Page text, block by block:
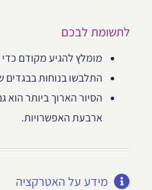
לתשומת לבכם
מומלץ להגיע מקודם
התלבשו בנוחות בבגדים
הסיור הארוך ביותר הוא
ארבעת האפשרויות.
מידע על האטרקציה